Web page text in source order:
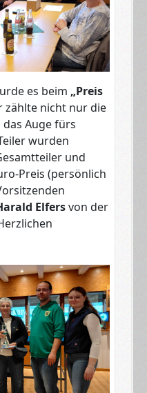
es beim „Preis
zählte nicht nur die
Auge fürs
wurden
und
Preis (persönlich
Elfersvon der